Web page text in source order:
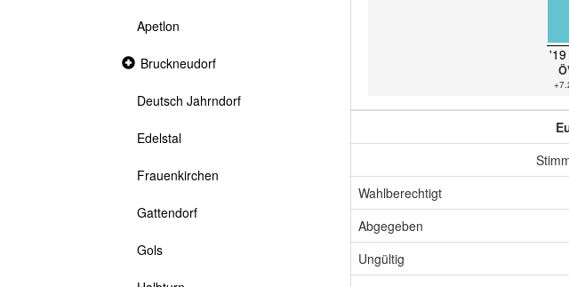
Apetlon
Collapsed
Bruckneudorf
Deutsch Jahrndorf
Edelstal
Frauenkirchen
Gattendorf
Gols
'19
Wahlberechtigt
Abgegeben
Ungültig